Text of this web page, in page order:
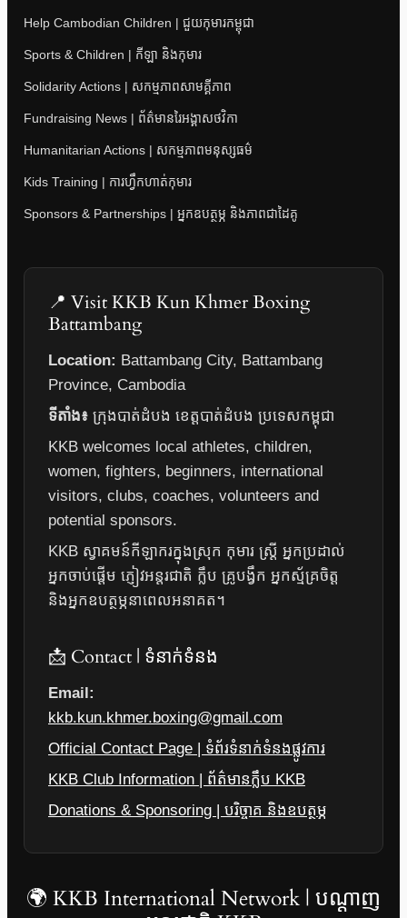
Help Cambodian Children | ជួយកុមារកម្ពុជា
Sports & Children | កីឡា និងកុមារ
Solidarity Actions | សកម្មភាពសាមគ្គីភាព
Fundraising News | ព័ត៌មានរៃអង្គាសថវិកា
Humanitarian Actions | សកម្មភាពមនុស្សធម៌
Kids Training | ការហ្វឹកហាត់កុមារ
Sponsors & Partnerships | អ្នកឧបត្ថម្ភ និងភាពជាដៃគូ
📍 Visit KKB Kun Khmer Boxing
Battambang
Location: Battambang City, Battambang
Province, Cambodia
ទីតាំង៖ ក្រុងបាត់ដំបង ខេត្តបាត់ដំបង ប្រទេសកម្ពុជា
KKB welcomes local athletes, children,
women, fighters, beginners, international
visitors, clubs, coaches, volunteers and
potential sponsors.
KKB ស្វាគមន៍កីឡាករក្នុងស្រុក កុមារ ស្ត្រី អ្នកប្រដាល់
អ្នកចាប់ផ្តើម ភ្ញៀវអន្តរជាតិ ក្លឹប គ្រូបង្វឹក អ្នកស្ម័គ្រចិត្ត
និងអ្នកឧបត្ថម្ភនាពេលអនាគត។
📩 Contact | ទំនាក់ទំនង
Email:
kkb.kun.khmer.boxing@gmail.com
Official Contact Page | ទំព័រទំនាក់ទំនងផ្លូវការ
KKB Club Information | ព័ត៌មានក្លឹប KKB
Donations & Sponsoring | បរិច្ចាគ និងឧបត្ថម្ភ
🌍 KKB International Network | បណ្តាញ